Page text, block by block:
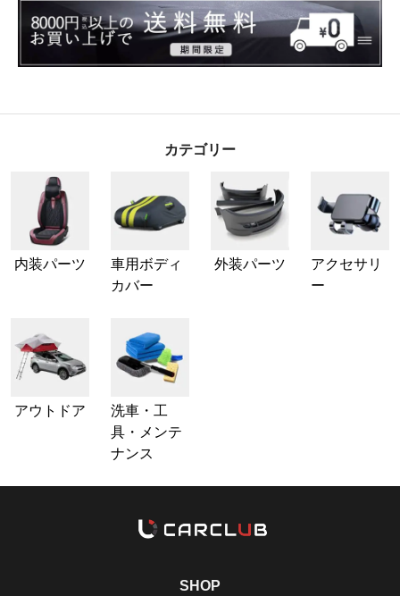
カテゴリー
内装パーツ
車用ボディ
カバー
外装パーツ
アクセサリ
ー
アウトドア
洗車・工
具・メンテ
ナンス
SHOP